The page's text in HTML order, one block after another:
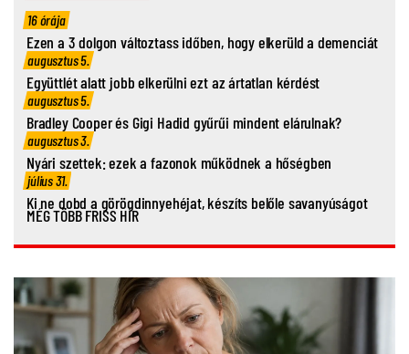
16 órája
Ezen a 3 dolgon változtass időben, hogy elkerüld a demenciát
augusztus 5.
Együttlét alatt jobb elkerülni ezt az ártatlan kérdést
augusztus 5.
Bradley Cooper és Gigi Hadid gyűrűi mindent elárulnak?
augusztus 3.
Nyári szettek: ezek a fazonok működnek a hőségben
július 31.
Ki ne dobd a görögdinnyehéjat, készíts belőle savanyúságot
MÉG TÖBB FRISS HÍR